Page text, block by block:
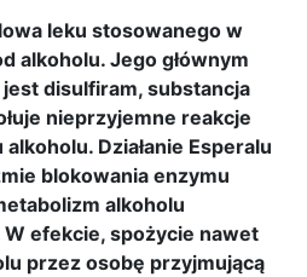
leku stosowanego w
alkoholu. Jego głównym
disulfiram, substancja
nieprzyjemne reakcje
Działanie Esperalu
blokowania enzymu
alkoholu
efekcie, spożycie nawet
przez osobę przyjmującą